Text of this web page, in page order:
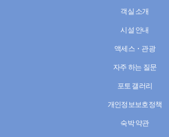
객실 소개
시설 안내
액세스・관광
자주 하는 질문
포토 갤러리
개인정보보호정책
숙박 약관